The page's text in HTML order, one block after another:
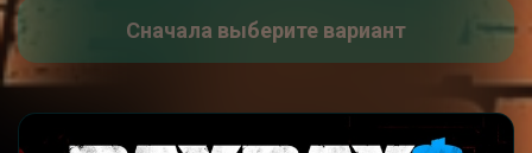
Сначала выберите вариант